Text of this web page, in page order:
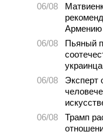
06/08
Армению
06/08
Пьяный
06/08
Эксперт
06/08
Трамп